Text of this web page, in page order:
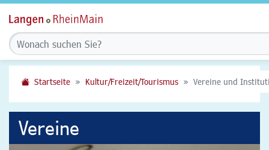
Startseite Kultur/Freizeit/Tourismus Vereine und
Vereine